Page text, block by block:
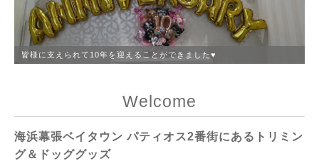
皆様に支えられて10年を迎えることができました♥️
Welcome
海浜幕張ベイタウン パティオス2番街にあるトリミン
グ＆ドッググッズ